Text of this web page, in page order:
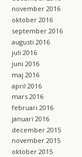
november 2016
oktober 2016
september 2016
augusti 2016
juli 2016
juni 2016
maj 2016
april 2016
mars 2016
februari 2016
januari 2016
december 2015
november 2015
oktober 2015